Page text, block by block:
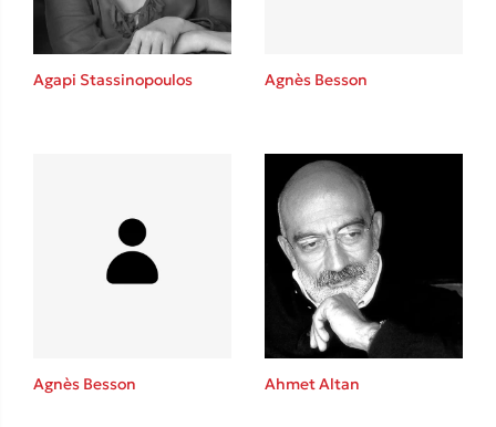
Το λιμάνι μου είσαι εσύ
Ιωάννης Γλωσσόπουλος
Agapi Stassinopoulos Agnès Besson
Agnès Besson Ahmet Altan